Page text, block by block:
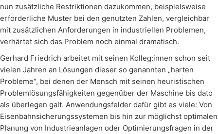
nun zusätzliche Restriktionen dazukommen, beispielsweise
erforderliche Muster bei den genutzten Zahlen, vergleichbar
mit zusätzlichen Anforderungen in industriellen Problemen,
verhärtet sich das Problem noch einmal dramatisch.
Gerhard Friedrich arbeitet mit seinen Kolleg:innen schon seit
vielen Jahren an Lösungen dieser so genannten „harten
Probleme“, bei denen der Mensch mit seinen heuristischen
Problemlösungsfähigkeiten gegenüber der Maschine bis dato
als überlegen galt. Anwendungsfelder dafür gibt es viele: Von
Eisenbahnsicherungssystemen bis hin zur möglichst optimalen
Planung von Industrieanlagen oder Optimierungsfragen in der